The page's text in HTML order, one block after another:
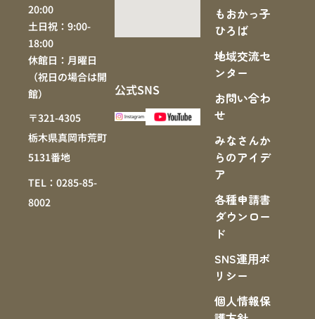
20:00
土日祝：9:00-
18:00
休館日：月曜日
（祝日の場合は開
館）
〒321-4305
栃木県真岡市荒町
5131番地
TEL：0285-85-
8002
公式SNS
もおかっ子
ひろば
地域交流セ
ンター
お問い合わ
せ
みなさんか
らのアイデ
ア
各種申請書
ダウンロー
ド
SNS運⽤ポ
リシー
個人情報保